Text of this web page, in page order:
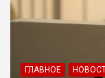
ГЛАВНОЕ